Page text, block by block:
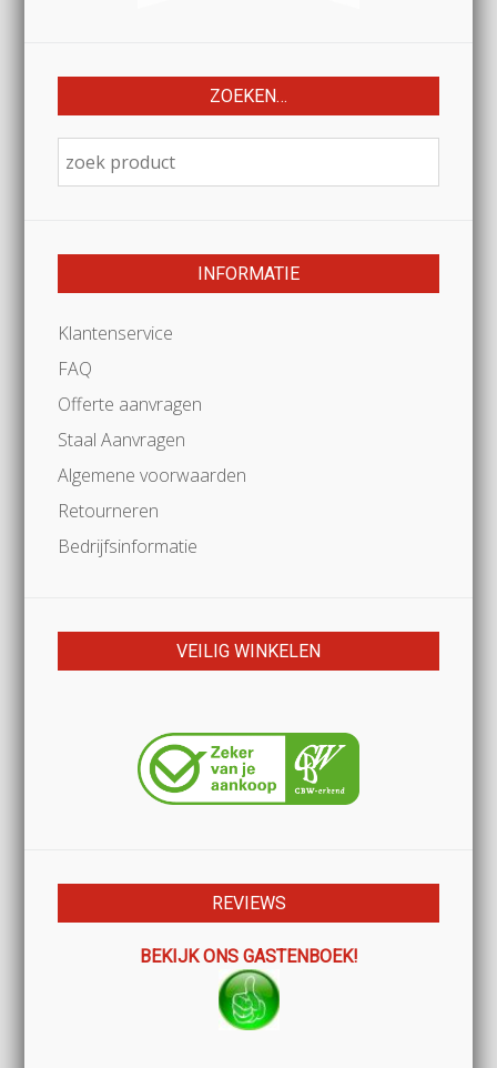
ZOEKEN…
INFORMATIE
Klantenservice
FAQ
Offerte aanvragen
Staal Aanvragen
Algemene voorwaarden
Retourneren
Bedrijfsinformatie
VEILIG WINKELEN
REVIEWS
BEKIJK ONS GASTENBOEK!